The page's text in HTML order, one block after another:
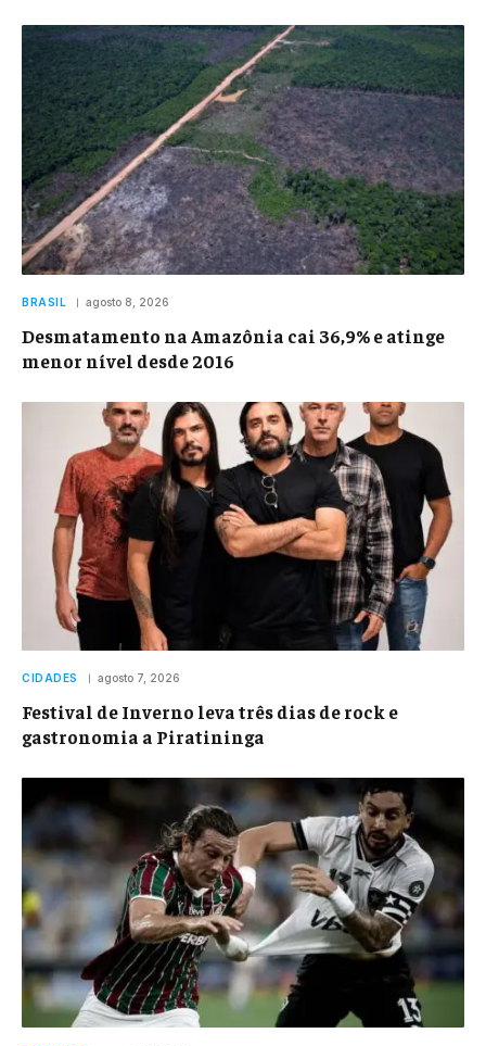
BRASIL agosto 8, 2026
Desmatamento na Amazônia cai 36,9% e atinge
menor nível desde 2016
CIDADES agosto 7, 2026
Festival de Inverno leva três dias de rock e
gastronomia a Piratininga